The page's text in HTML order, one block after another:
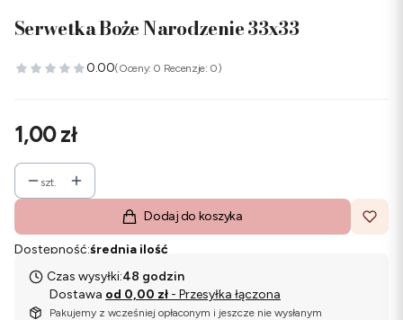
Serwetka Boże Narodzenie 33x33
0.00(Oceny: 0 Recenzje: 0)
Cena
1,00 zł
szt.
Dodaj do koszyka
Dostępność:średnia ilość
Czas wysyłki:48 godzin
Dostawa od 0,00 zł - Przesyłka łączona
Pakujemy z wcześniej opłaconym i jeszcze nie wysłanym